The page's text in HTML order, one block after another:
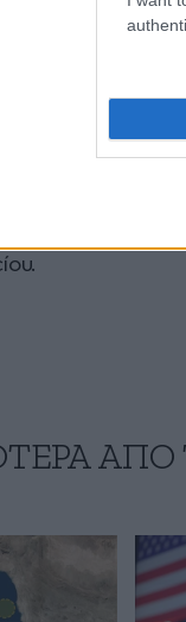
αισθητός από
200
σοβαρές ζημιές.
ένα δυνατό
– και γιατί